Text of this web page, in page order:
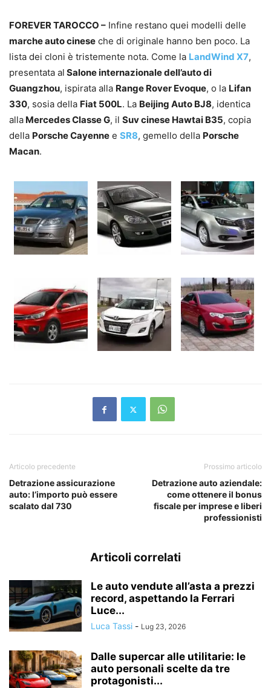
FOREVER TAROCCO – Infine restano quei modelli delle
marche auto cinese che di originale hanno ben poco. La
lista dei cloni è tristemente nota. Come la LandWind X7,
presentata al Salone internazionale dell’auto di
Guangzhou, ispirata alla Range Rover Evoque, o la Lifan
330, sosia della Fiat 500L. La Beijing Auto BJ8, identica
alla Mercedes Classe G, il Suv cinese Hawtai B35, copia
della Porsche Cayenne e SR8, gemello della Porsche
Macan.
Articolo precedente
Detrazione assicurazione
auto: l’importo può essere
scalato dal 730
Prossimo articolo
Detrazione auto aziendale:
come ottenere il bonus
fiscale per imprese e liberi
professionisti
Articoli correlati
Le auto vendute all’asta a prezzi
record, aspettando la Ferrari
Luce...
Luca Tassi - Lug 23, 2026
Dalle supercar alle utilitarie: le
auto personali scelte da tre
protagonisti...